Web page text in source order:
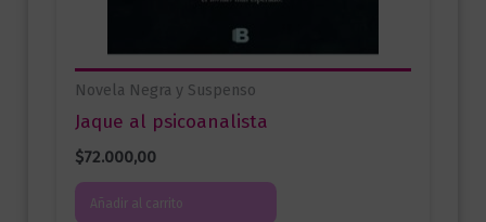
Novela Negra y Suspenso
Jaque al psicoanalista
$72.000,00
Añadir al carrito